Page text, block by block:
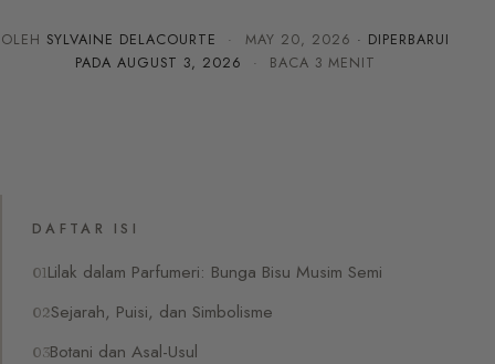
OLEH SYLVAINE DELACOURTE · MAY 20, 2026 · DIPERBARUI
PADA AUGUST 3, 2026 · BACA 3 MENIT
DAFTAR ISI
Lilak dalam Parfumeri: Bunga Bisu Musim Semi
Sejarah, Puisi, dan Simbolisme
Botani dan Asal-Usul